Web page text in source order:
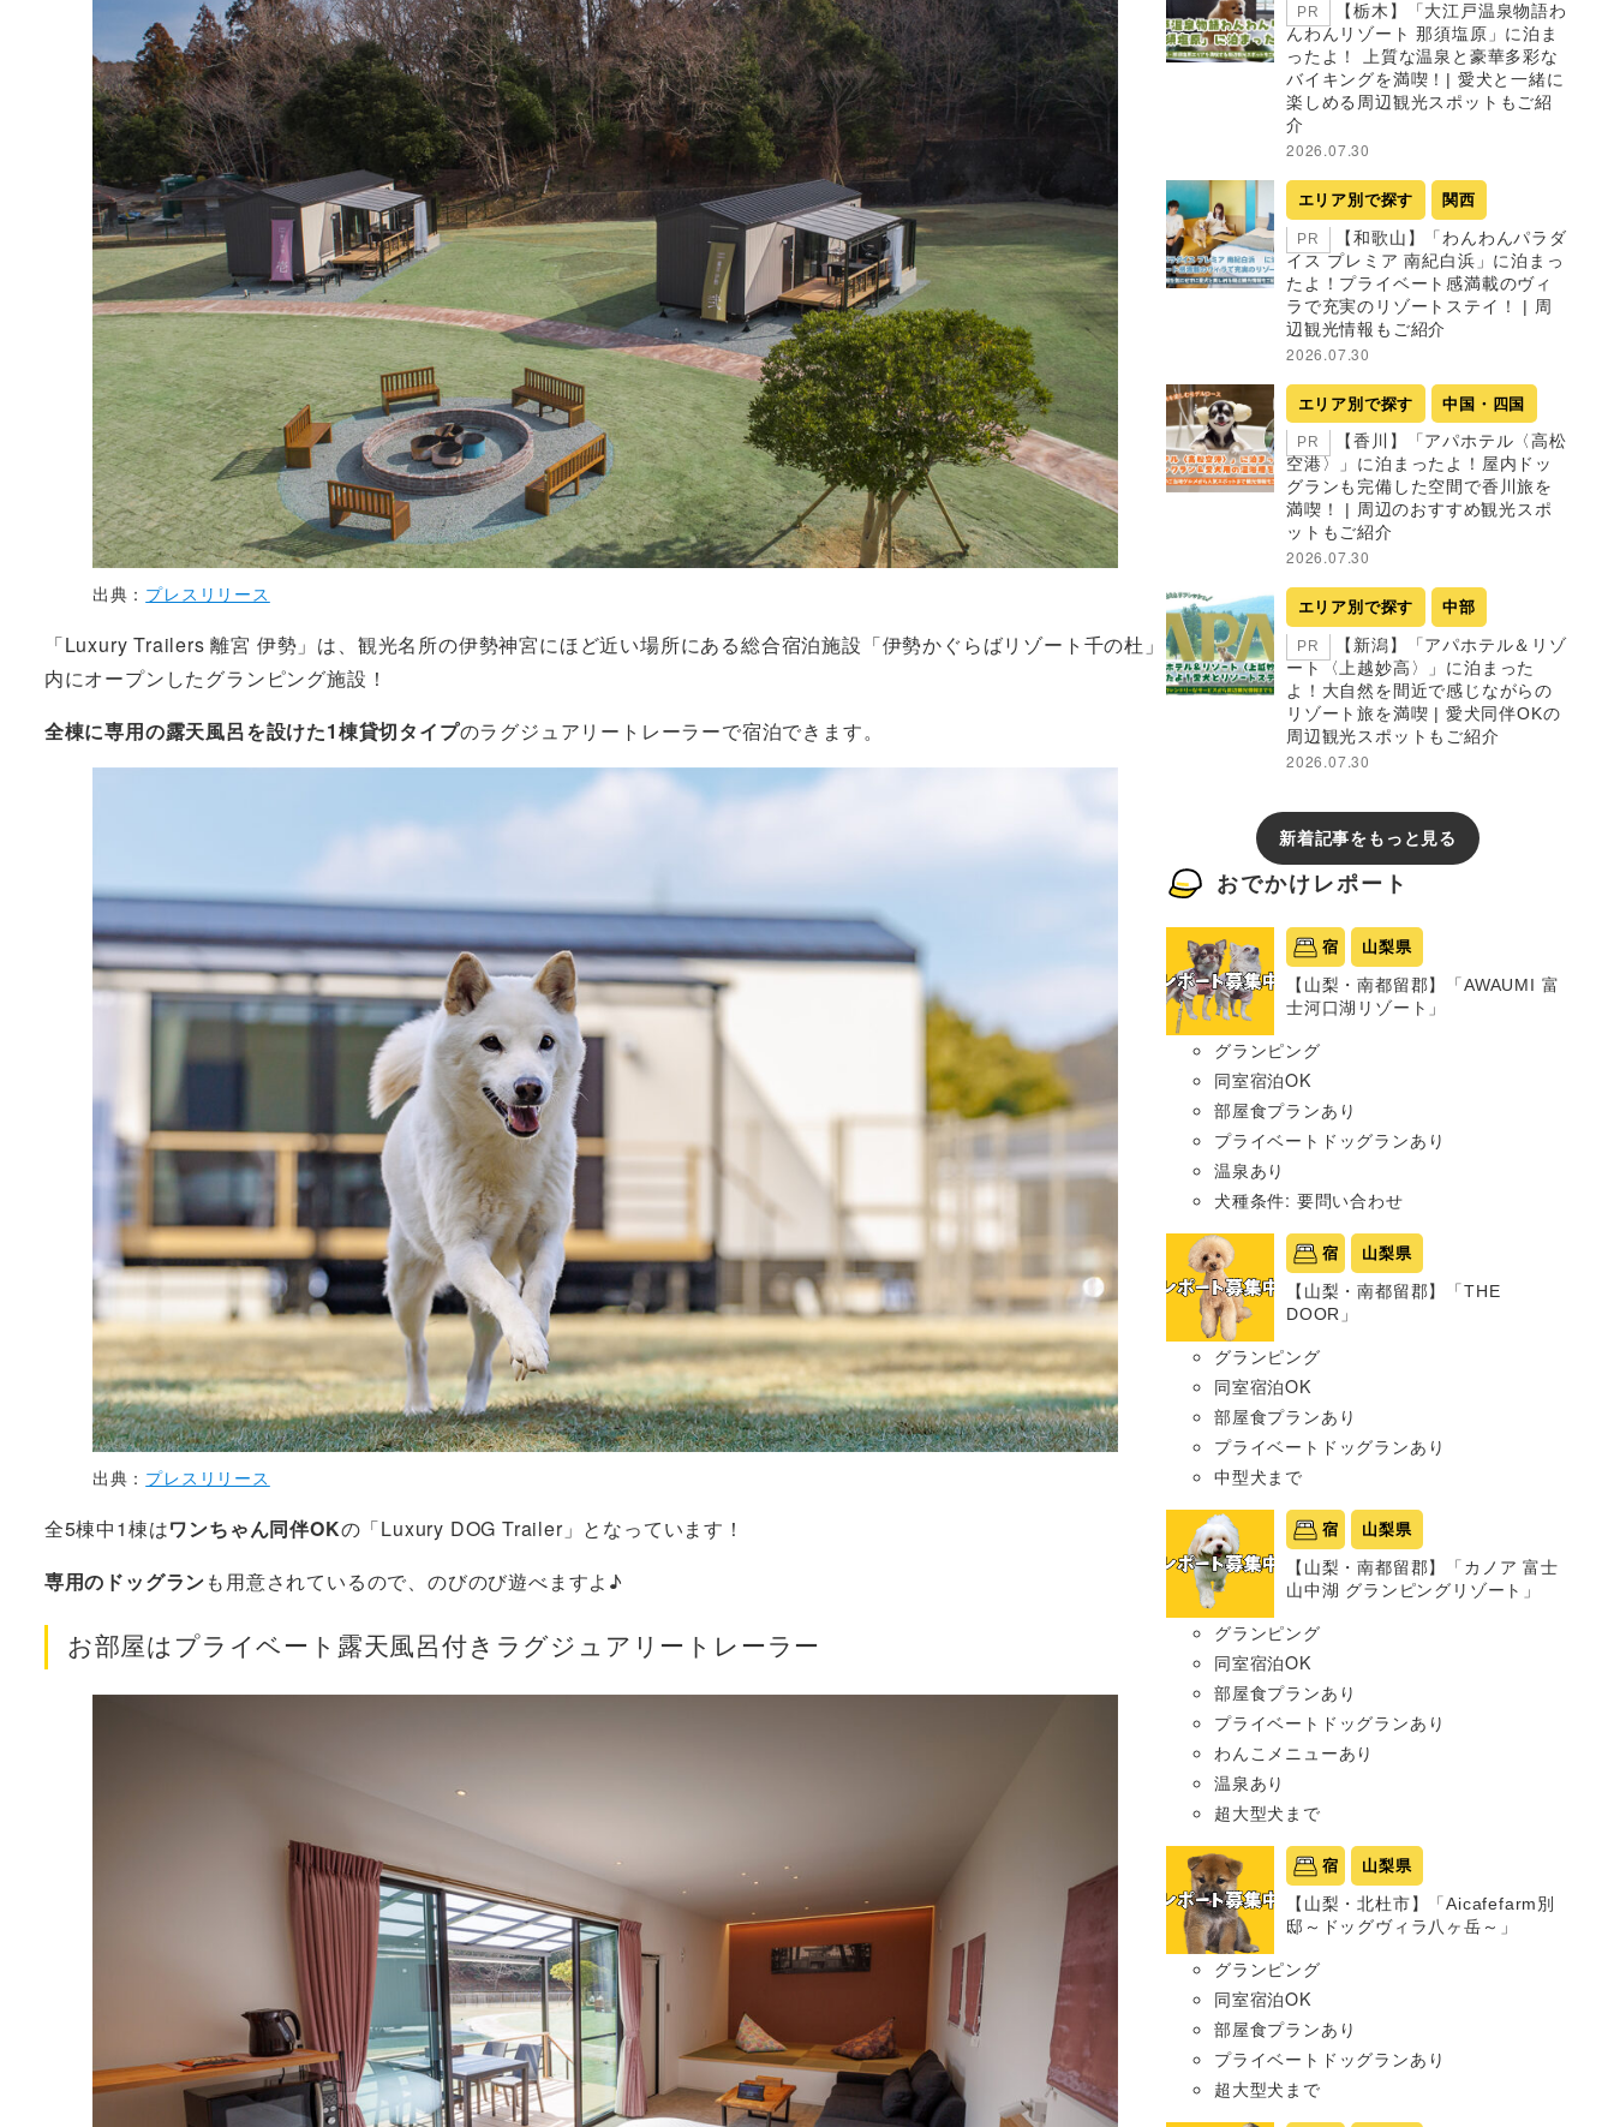
出典： プレスリリース
「Luxury Trailers 離宮 伊勢」は、観光名所の伊勢神宮にほど近い場所にある総合宿泊施設「伊勢かぐらばリゾート千の杜」
内にオープンしたグランピング施設！
全棟に専用の露天風呂を設けた1棟貸切タイプのラグジュアリートレーラーで宿泊できます。
出典： プレスリリース
全5棟中1棟はワンちゃん同伴OKの「Luxury DOG Trailer」となっています！
専用のドッグランも用意されているので、のびのび遊べますよ♪
お部屋はプライベート露天風呂付きラグジュアリートレーラー
PR
【栃木】「大江戸温泉物語わ
んわんリゾート 那須塩原」に泊ま
ったよ！ 上質な温泉と豪華多彩な
バイキングを満喫！| 愛犬と一緒に
楽しめる周辺観光スポットもご紹
介
2026.07.30
エリア別で探す 関西
PR
【和歌山】「わんわんパラダ
イス プレミア 南紀白浜」に泊まっ
たよ！プライベート感満載のヴィ
ラで充実のリゾートステイ！ | 周
辺観光情報もご紹介
2026.07.30
エリア別で探す 中国・四国
PR
【香川】「アパホテル〈高松
空港〉」に泊まったよ！屋内ドッ
グランも完備した空間で香川旅を
満喫！ | 周辺のおすすめ観光スポ
ットもご紹介
2026.07.30
エリア別で探す 中部
PR
【新潟】「アパホテル＆リゾ
ート〈上越妙高〉」に泊まった
よ！大自然を間近で感じながらの
リゾート旅を満喫 | 愛犬同伴OKの
周辺観光スポットもご紹介
2026.07.30
新着記事をもっと見る
おでかけレポート
宿 山梨県
【山梨・南都留郡】「AWAUMI 富
士河口湖リゾート」
グランピング
同室宿泊OK
部屋食プランあり
プライベートドッグランあり
温泉あり
犬種条件: 要問い合わせ
宿 山梨県
【山梨・南都留郡】「THE
DOOR」
グランピング
同室宿泊OK
部屋食プランあり
プライベートドッグランあり
中型犬まで
宿 山梨県
【山梨・南都留郡】「カノア 富士
山中湖 グランピングリゾート」
グランピング
同室宿泊OK
部屋食プランあり
プライベートドッグランあり
わんこメニューあり
温泉あり
超大型犬まで
宿 山梨県
【山梨・北杜市】「Aicafefarm別
邸～ドッグヴィラ八ヶ岳～」
グランピング
同室宿泊OK
部屋食プランあり
プライベートドッグランあり
超大型犬まで